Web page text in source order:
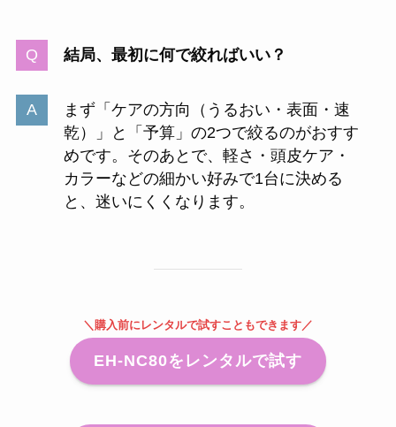
結局、最初に何で絞ればいい？
まず「ケアの方向（うるおい・表面・速
乾）」と「予算」の2つで絞るのがおすす
めです。そのあとで、軽さ・頭皮ケア・
カラーなどの細かい好みで1台に決める
と、迷いにくくなります。
＼購入前にレンタルで試すこともできます／
EH-NC80をレンタルで試す